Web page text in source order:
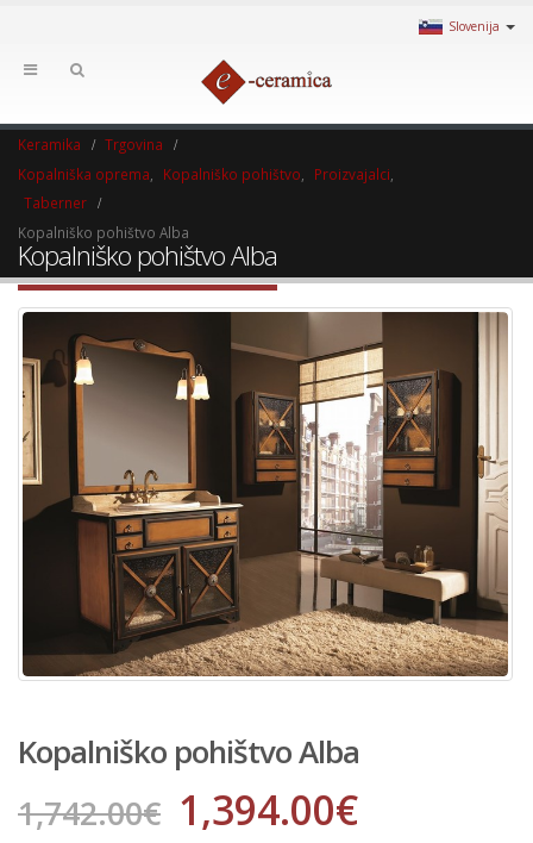
Slovenija
Keramika
Trgovina
Kopalniška oprema
Kopalniško pohištvo Proizvajalci
Taberner
Kopalniško pohištvo Alba
Kopalniško pohištvo Alba
Kopalniško pohištvo Alba
1,742.00€ 1,394.00€